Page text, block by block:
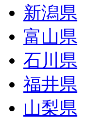
新潟県
富山県
石川県
福井県
山梨県